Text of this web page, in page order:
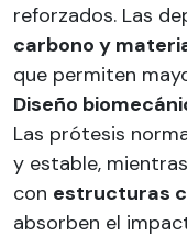
reforzados. Las
carbono y
que permiten
Diseño
Las prótesis
y estable,
con estructuras
absorben el